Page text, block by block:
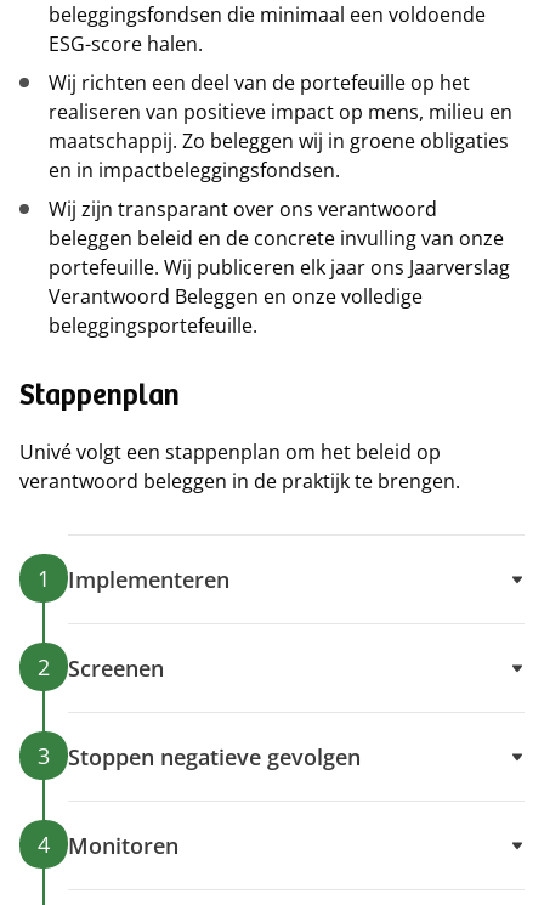
beleggingsfondsen die minimaal een voldoende
ESG-score halen.
Wij richten een deel van de portefeuille op het
realiseren van positieve impact op mens, milieu en
maatschappij. Zo beleggen wij in groene obligaties
en in impactbeleggingsfondsen.
Wij zijn transparant over ons verantwoord
beleggen beleid en de concrete invulling van onze
portefeuille. Wij publiceren elk jaar ons Jaarverslag
Verantwoord Beleggen en onze volledige
beleggingsportefeuille.
Stappenplan
Univé volgt een stappenplan om het beleid op
verantwoord beleggen in de praktijk te brengen.
1 Implementeren
2 Screenen
3 Stoppen negatieve gevolgen
4 Monitoren